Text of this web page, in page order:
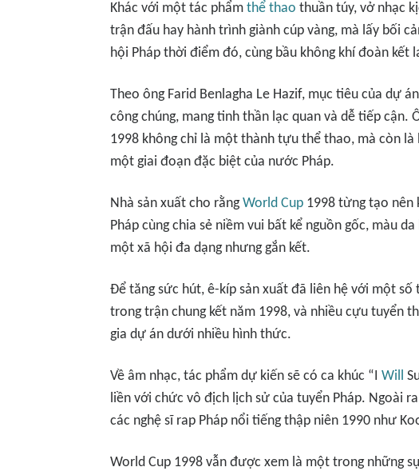
Khác với một tác phẩm thể thao thuần túy, vở nhạc
trận đấu hay hành trình giành cúp vàng, mà lấy bối
hội Pháp thời điểm đó, cùng bầu không khí đoàn kết
Theo ông Farid Benlagha Le Hazif, mục tiêu của dự
công chúng, mang tinh thần lạc quan và dễ tiếp cận.
1998 không chỉ là một thành tựu thể thao, mà còn là
một giai đoạn đặc biệt của nước Pháp.
Nhà sản xuất cho rằngWorld Cup 1998 từng tạo nên
Pháp cùng chia sẻ niềm vui bất kể nguồn gốc, màu
một xã hội đa dạng nhưng gắn kết.
Để tăng sức hút, ê-kíp sản xuất đã liên hệ với một
trong trận chung kết năm 1998, và nhiều cựu tuyển
gia dự án dưới nhiều hình thức.
Về âm nhạc, tác phẩm dự kiến sẽ có ca khúc “I Will
liền với chức vô địch lịch sử của tuyển Pháp. Ngoài
các nghệ sĩ rap Pháp nổi tiếng thập niên 1990 như
World Cup 1998 vẫn được xem là một trong những